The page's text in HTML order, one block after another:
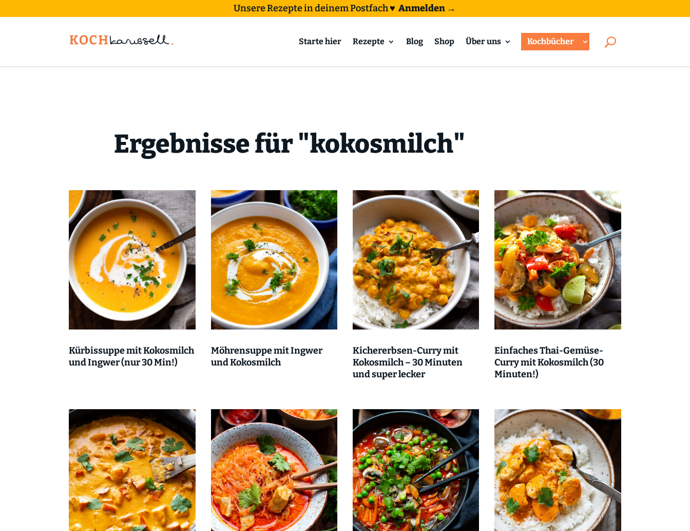
Unsere Rezepte in deinem Postfach♥ Anmelden →
Starte hier Rezepte Blog Shop Über uns Kochbücher
Ergebnisse für "kokosmilch"
Kürbissuppe mit Kokosmilch
und Ingwer (nur 30 Min!)
Möhrensuppe mit Ingwer
und Kokosmilch
Kichererbsen-Curry mit
Kokosmilch – 30 Minuten
und super lecker
Einfaches Thai-Gemüse-
Curry mit Kokosmilch (30
Minuten!)